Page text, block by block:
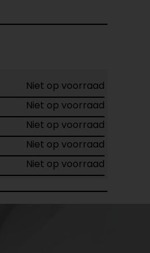
Niet op voorraad
Niet op voorraad
Niet op voorraad
Niet op voorraad
Niet op voorraad